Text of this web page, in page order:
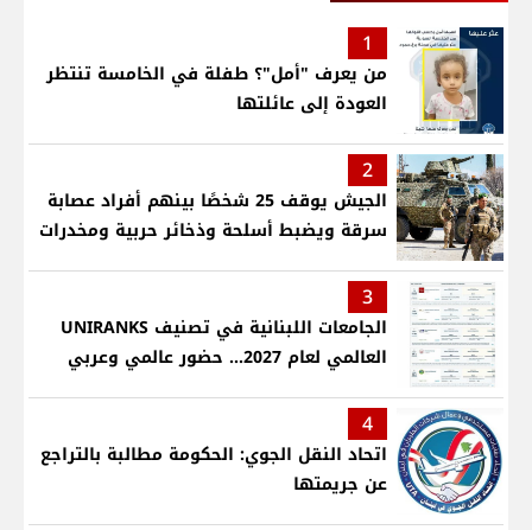
1
من يعرف "أمل"؟ طفلة في الخامسة تنتظر
العودة إلى عائلتها
2
الجيش يوقف 25 شخصًا بينهم أفراد عصابة
سرقة ويضبط أسلحة وذخائر حربية ومخدرات
3
الجامعات اللبنانية في تصنيف UNIRANKS
العالمي لعام 2027... حضور عالمي وعربي
4
اتحاد النقل الجوي: الحكومة مطالبة بالتراجع
عن جريمتها